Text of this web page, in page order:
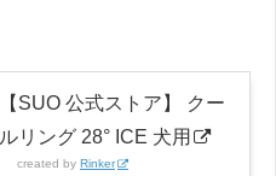
【SUO 公式ストア】 クー
ルリング 28° ICE 犬用
created by Rinker